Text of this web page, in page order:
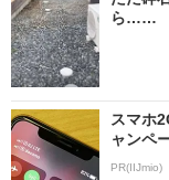
ら……
スマホ
ャンペ
PR(IIJmio)